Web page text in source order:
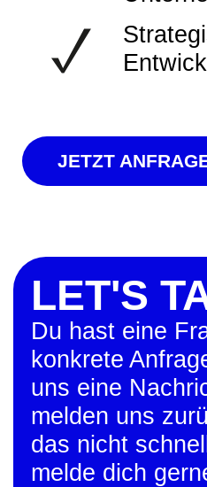
JETZT
LET'S
Du hast eine
konkrete
uns eine
melden uns
das nicht
melde dich